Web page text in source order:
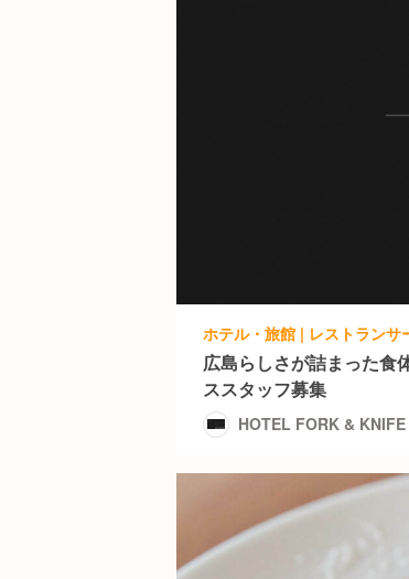
広島らしさが詰まった食
ススタッフ募集
HOTEL FORK & KNIFE